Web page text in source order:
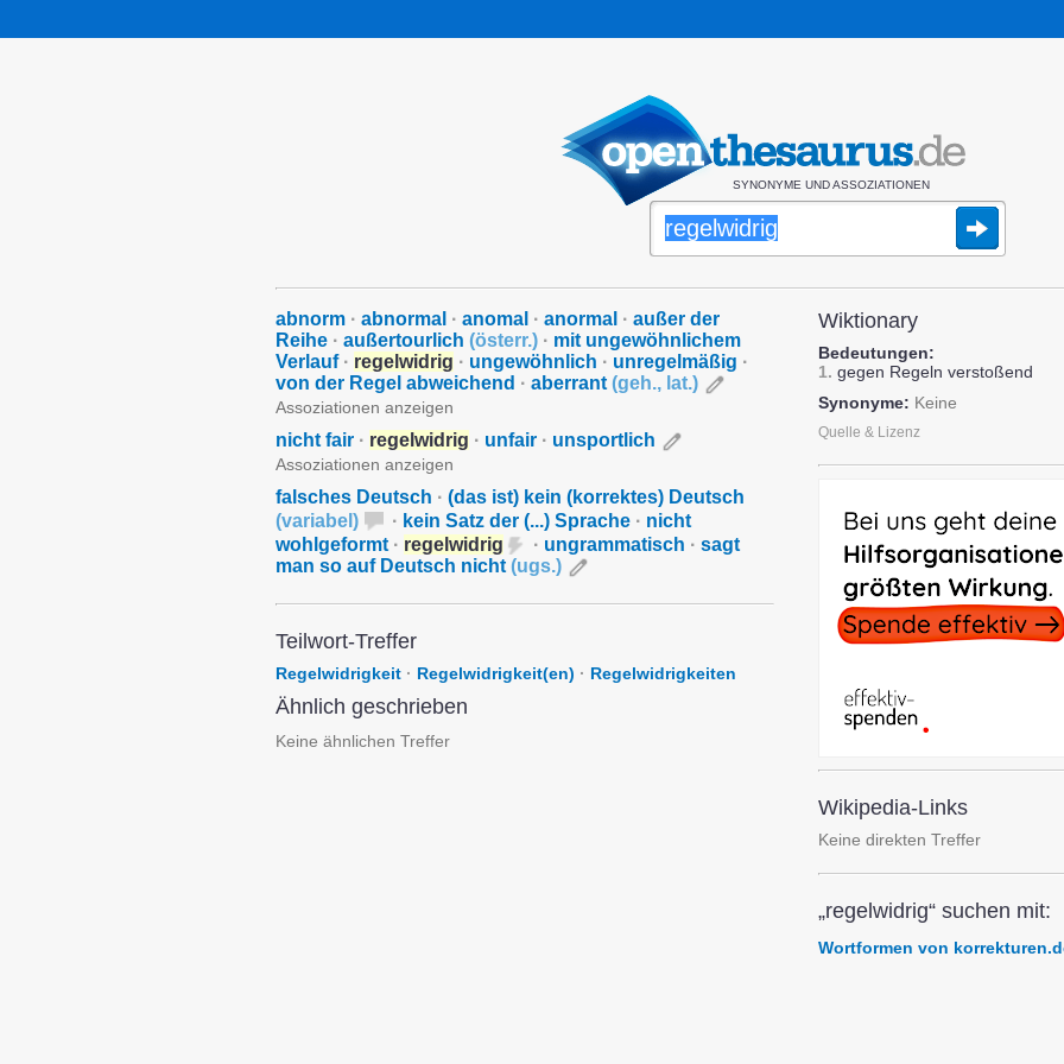
SYNONYME UND ASSOZIATIONEN
abnorm · abnormal · anomal · anormal · außer der
Reihe · außertourlich (österr.) · mit ungewöhnlichem
Verlauf · regelwidrig · ungewöhnlich · unregelmäßig ·
von der Regel abweichend · aberrant (geh., lat.)
Assoziationen anzeigen
nicht fair · regelwidrig · unfair · unsportlich
Assoziationen anzeigen
falsches Deutsch · (das ist) kein (korrektes) Deutsch
(variabel ) · kein Satz der (...) Sprache · nicht
wohlgeformt · regelwidrig · ungrammatisch · sagt
man so auf Deutsch nicht (ugs.)
Teilwort-Treffer
Regelwidrigkeit · Regelwidrigkeit(en) · Regelwidrigkeiten
Ähnlich geschrieben
Keine ähnlichen Treffer
Wiktionary
Bedeutungen:
1. gegen Regeln verstoßend
Synonyme: Keine
Quelle & Lizenz
Wikipedia-Links
Keine direkten Treffer
„regelwidrig“ suchen mit:
Wortformen von